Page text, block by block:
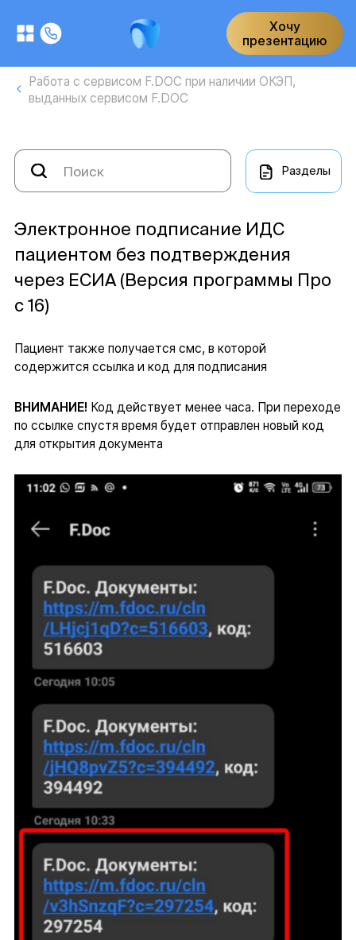
Хочу
презентацию
Работа с сервисом F.DOC при наличии ОКЭП,
выданных сервисом F.DOC
Разделы
Электронное подписание ИДС
пациентом без подтверждения
через ЕСИА (Версия программы Про
с 16)
Пациент также получается смс, в которой
содержится ссылка и код для подписания
ВНИМАНИЕ! Код действует менее часа. При переходе
по ссылке спустя время будет отправлен новый код
для открытия документа